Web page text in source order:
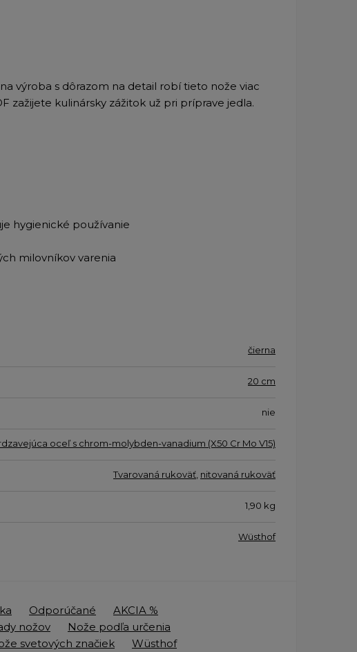
výroba s dôrazom na detail robí tieto nože viac
zažijete kulinársky zážitok už pri príprave jedla.
hygienické používanie
milovníkov varenia
čierna
20 cm
nie
oceľ s chrom-molybden-vanadium (X50 Cr Mo V15)
Tvarovaná rukoväť nitovaná rukoväť
1,90 kg
Wüsthof
Odporúčané
AKCIA %
nožov
Nože podľa určenia
svetových značiek
Wüsthof